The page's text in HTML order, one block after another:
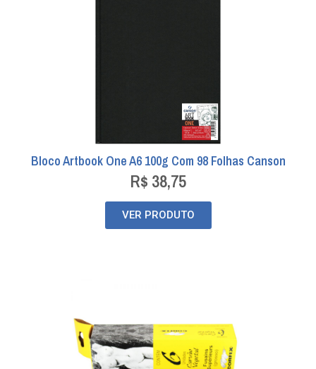
Bloco Artbook One A6 100g Com 98 Folhas Canson
R$ 38,75
VER PRODUTO